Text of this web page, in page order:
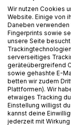
Dies ist die
probte, was sich
Mutter zog eines
beim leiblichen
weiter Tisch und
Gastwirtschaft
war@home
Welt wird es
Wir nutzen Cookies
Website. Einige von
Daneben
Fingerprints sowie
unsere Seite
serverseitiges
geräteübergreifend
sowie gehashte E-
betten wir zudem
Plattformen). Wir
etwaiges Tracking
Einstellung willigst
kannst deine
jederzeit mit